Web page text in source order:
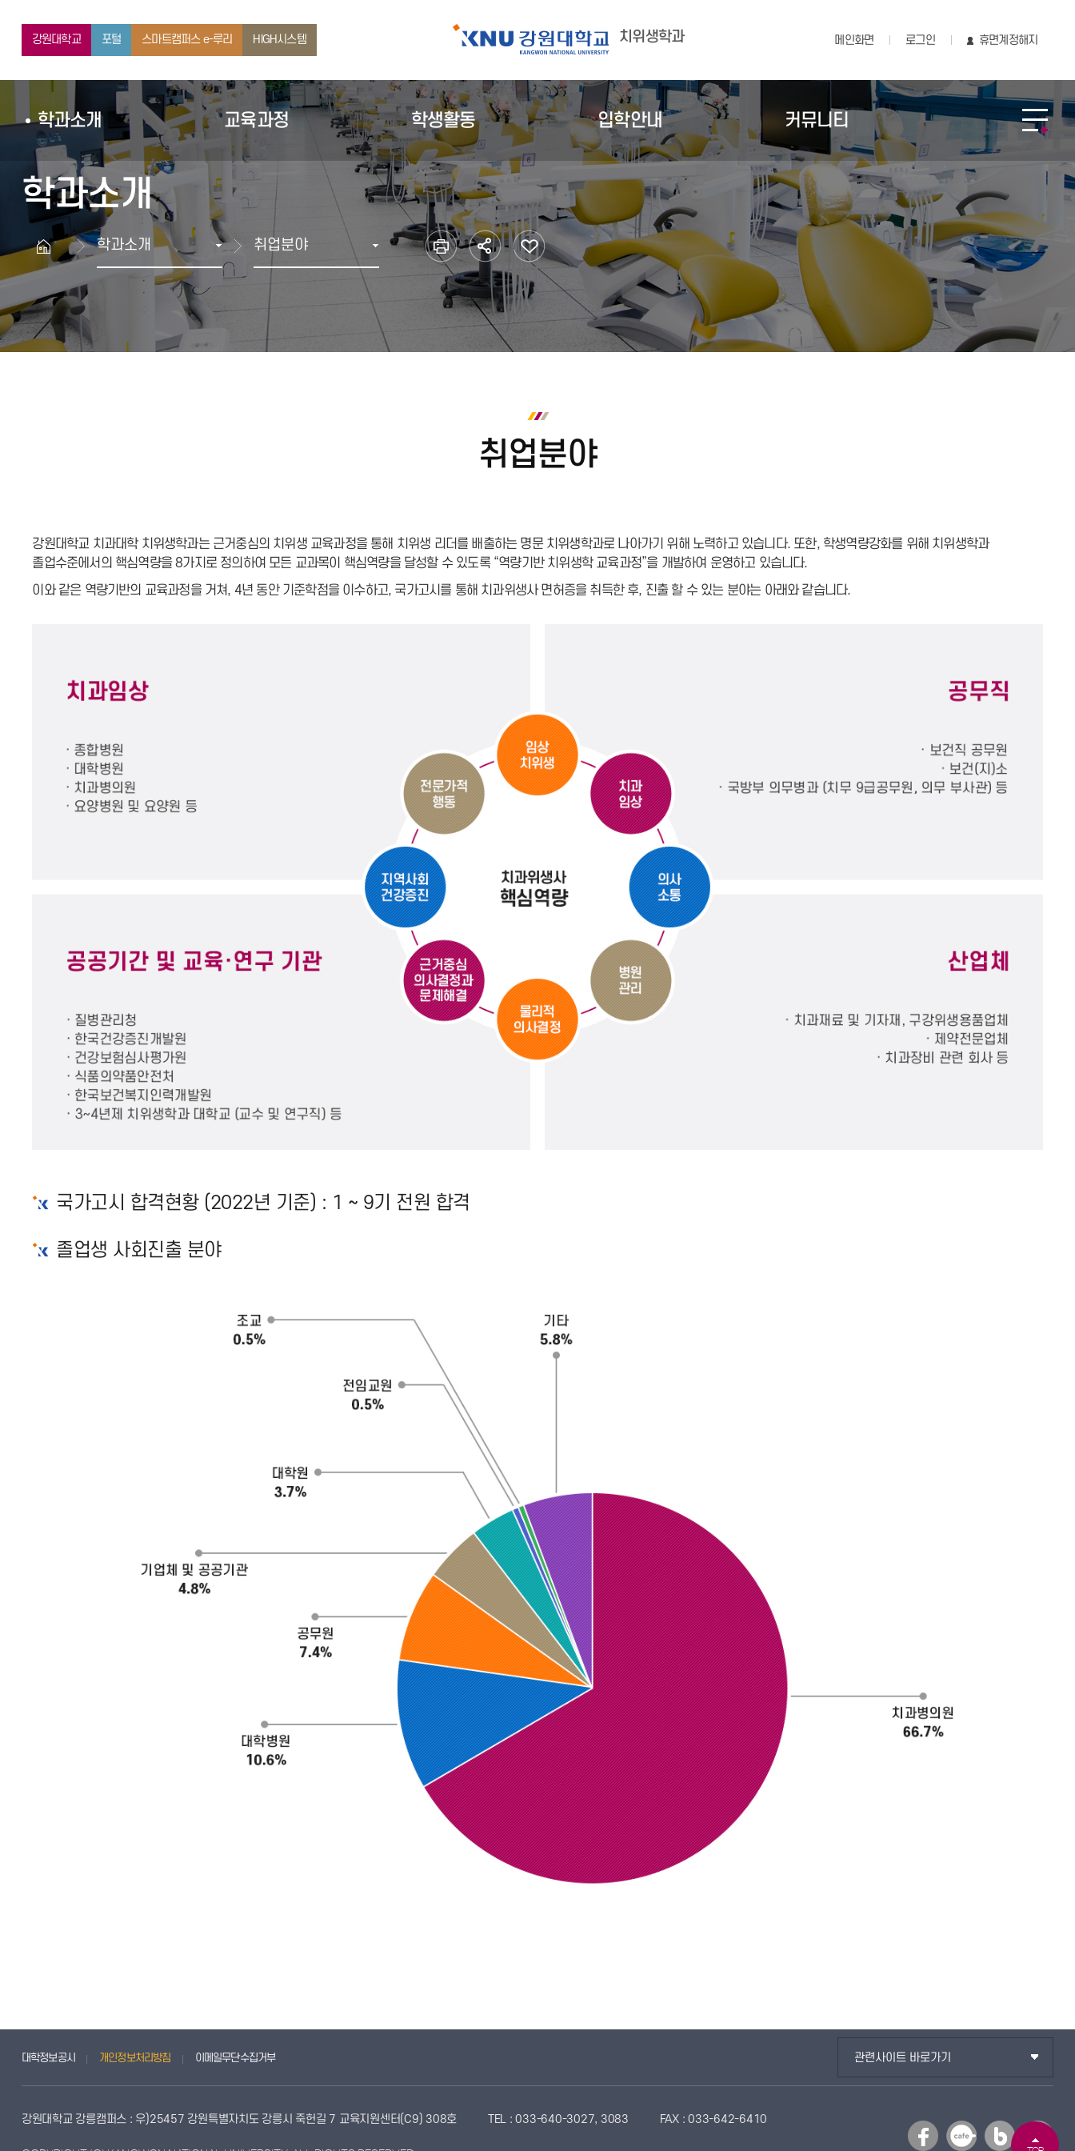
강원대학교 포털 스마트캠퍼스 e-루리 HIGH시스템 치위생학과 메인화면 로그인 휴면계정해지
학과소개 교육과정 학생활동 입학안내 커뮤니티
학과소개
학과소개 취업분야
취업분야
강원대학교 치과대학 치위생학과는 근거중심의 치위생 교육과정을 통해 치위생 리더를 배출하는 명문 치위생학과로 나아가기 위해 노력하고 있습니다. 또한, 학생역량강화를 위해 치위생학과
졸업수준에서의 핵심역량을 8가지로 정의하여 모든 교과목이 핵심역량을 달성할 수 있도록 “역량기반 치위생학 교육과정”을 개발하여 운영하고 있습니다.
이와 같은 역량기반의 교육과정을 거쳐, 4년 동안 기준학점을 이수하고, 국가고시를 통해 치과위생사 면허증을 취득한 후, 진출 할 수 있는 분야는 아래와 같습니다.
국가고시 합격현황 (2022년 기준) : 1 ~ 9기 전원 합격
졸업생 사회진출 분야
관련사이트 바로가기
대학정보공시 개인정보처리방침 이메일무단수집거부
강원대학교 강릉캠퍼스 : 우)25457 강원특별자치도 강릉시 죽헌길 7 교육지원센터(C9) 308호 TEL : 033-640-3027, 3083 FAX : 033-642-6410